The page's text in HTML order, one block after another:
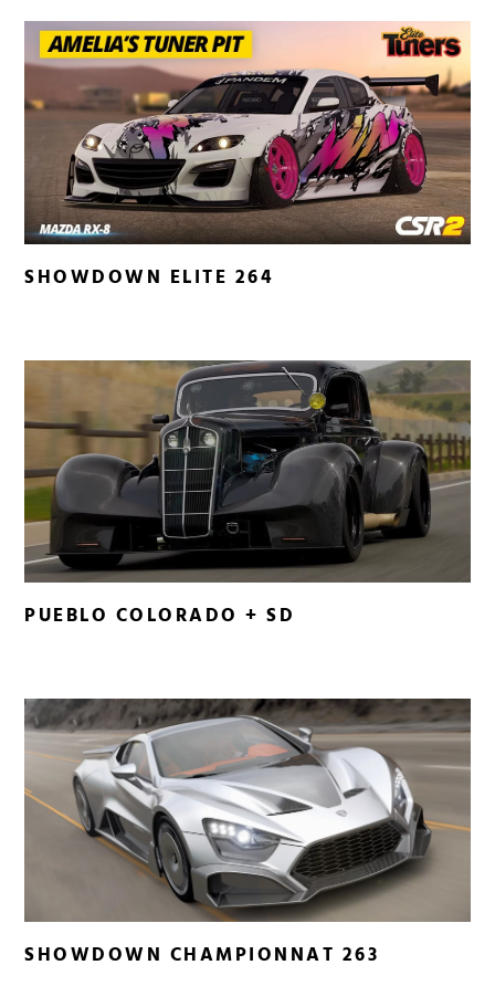
SHOWDOWN ELITE 264
PUEBLO COLORADO + SD
SHOWDOWN CHAMPIONNAT 263